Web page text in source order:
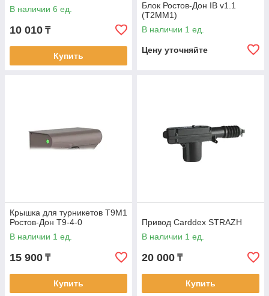
В наличии 6 ед.
10 010 ₸
Купить
Блок Ростов-Дон IB v1.1
(T2MM1)
В наличии 1 ед.
Цену уточняйте
Крышка для турникетов Т9М1
Ростов-Дон Т9-4-0
В наличии 1 ед.
15 900 ₸
Купить
Привод Carddex STRAZH
В наличии 1 ед.
20 000 ₸
Купить